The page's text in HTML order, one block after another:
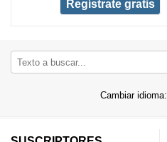
Regístrate gratis
Cambiar idioma: